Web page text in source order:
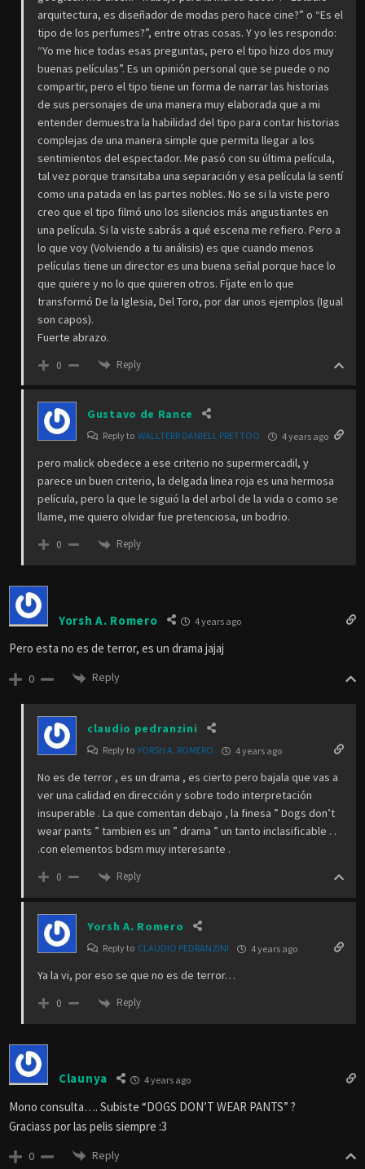
arquitectura, es diseñador de modas pero hace cine?” o “Es el
tipo de los perfumes?”, entre otras cosas. Y yo les respondo:
“Yo me hice todas esas preguntas, pero el tipo hizo dos muy
buenas películas”. Es un opinión personal que se puede o no
compartir, pero el tipo tiene un forma de narrar las historias
de sus personajes de una manera muy elaborada que a mi
entender demuestra la habilidad del tipo para contar historias
complejas de una manera simple que permita llegar a los
sentimientos del espectador. Me pasó con su última película,
tal vez porque transitaba una separación y esa película la sentí
como una patada en las partes nobles. No se si la viste pero
creo que el tipo filmó uno los silencios más angustiantes en
una película. Si la viste sabrás a qué escena me refiero. Pero a
lo que voy (Volviendo a tu análisis) es que cuando menos
películas tiene un director es una buena señal porque hace lo
que quiere y no lo que quieren otros. Fíjate en lo que
transformó De la Iglesia, Del Toro, por dar unos ejemplos (Igual
son capos).
Fuerte abrazo.
0 Reply
Gustavo de Rance
Reply to WALLTERR DANIELL PRETTOO 4 years ago
pero malick obedece a ese criterio no supermercadil, y
parece un buen criterio, la delgada linea roja es una hermosa
película, pero la que le siguió la del arbol de la vida o como se
llame, me quiero olvidar fue pretenciosa, un bodrio.
0 Reply
Yorsh A. Romero 4 years ago
Pero esta no es de terror, es un drama jajaj
0 Reply
claudio pedranzini
Reply toYORSH A. ROMERO 4 years ago
No es de terror , es un drama , es cierto pero bajala que vas a
ver una calidad en dirección y sobre todo interpretación
insuperable . La que comentan debajo , la finesa ” Dogs don’t
wear pants ” tambien es un ” drama ” un tanto inclasificable . .
.con elementos bdsm muy interesante .
0 Reply
Yorsh A. Romero
Reply to CLAUDIO PEDRANZINI 4 years ago
Ya la vi, por eso se que no es de terror…
0 Reply
Claunya 4 years ago
Mono consulta…. Subiste “DOGS DON’T WEAR PANTS” ?
Graciass por las pelis siempre :3
0 Reply